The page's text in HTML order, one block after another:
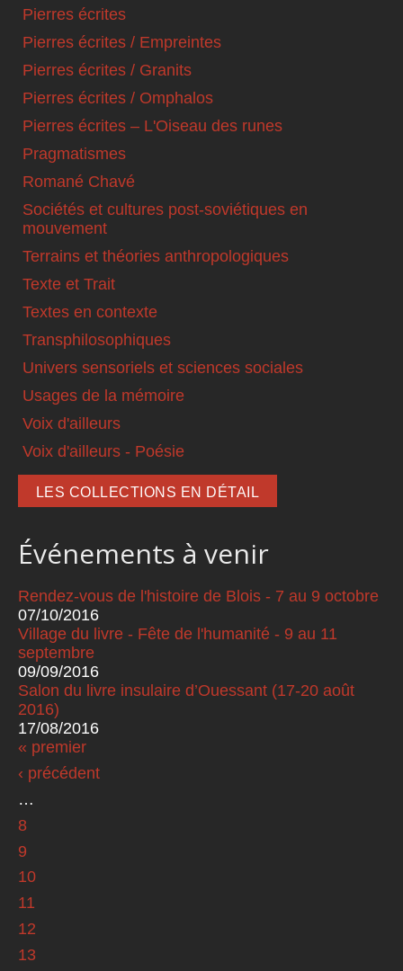
Pierres écrites
Pierres écrites / Empreintes
Pierres écrites / Granits
Pierres écrites / Omphalos
Pierres écrites – L'Oiseau des runes
Pragmatismes
Romané Chavé
Sociétés et cultures post-soviétiques en
mouvement
Terrains et théories anthropologiques
Texte et Trait
Textes en contexte
Transphilosophiques
Univers sensoriels et sciences sociales
Usages de la mémoire
Voix d'ailleurs
Voix d'ailleurs - Poésie
LES COLLECTIONS EN DÉTAIL
Événements à venir
Rendez-vous de l'histoire de Blois - 7 au 9 octobre
07/10/2016
Village du livre - Fête de l'humanité - 9 au 11
septembre
09/09/2016
Salon du livre insulaire d’Ouessant (17-20 août
2016)
17/08/2016
Pages
« premier
‹ précédent
…
8
9
10
11
12
13